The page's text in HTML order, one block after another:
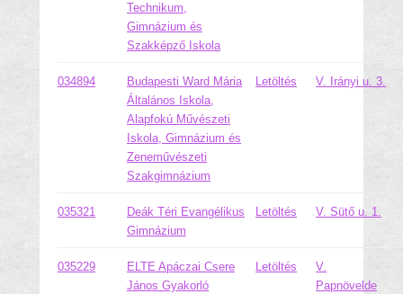
Technikum,
Gimnázium és
Szakképző Iskola
034894
Budapesti Ward Mária
Általános Iskola,
Alapfokú Művészeti
Iskola, Gimnázium és
Zeneművészeti
Szakgimnázium
Letöltés V. Irányi u. 3.
035321
Deák Téri Evangélikus
Gimnázium
Letöltés V. Sütő u. 1.
035229
ELTE Apáczai Csere
János Gyakorló
Letöltés
V.
Papnövelde